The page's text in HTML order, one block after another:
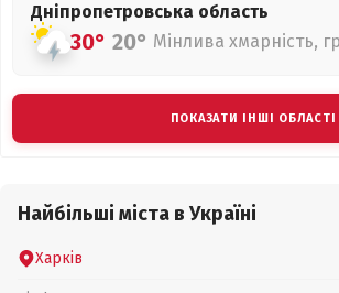
Дніпропетровська область
30° 20° Мінлива хмарність,
ПОКАЗАТИ ІНШІ ОБЛАСТІ
Найбільші міста в Україні
Харків